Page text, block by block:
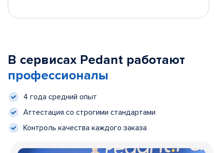
В сервисах Pedant работают
профессионалы
4 года средний опыт
Аттестация со строгими стандартами
Контроль качества каждого заказа